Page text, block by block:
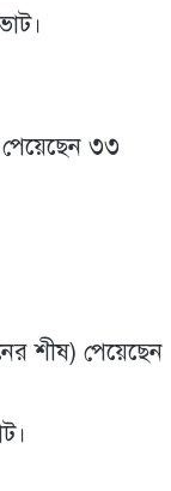
পেয়েছেন ৩৩
শীষ) পেয়েছেন